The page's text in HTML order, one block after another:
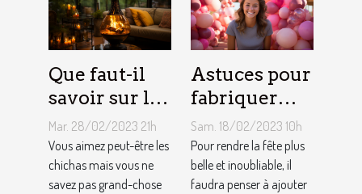
Que faut-il
savoir sur le
foyer chicha
?
Mar. 28/02/2023 21h
Vous aimez peut-être les
chichas mais vous ne
savez pas grand-chose
Astuces pour
fabriquer
une arche de
ballons
Sam. 18/02/2023 10h
Pour rendre la fête plus
belle et inoubliable, il
faudra penser à ajouter